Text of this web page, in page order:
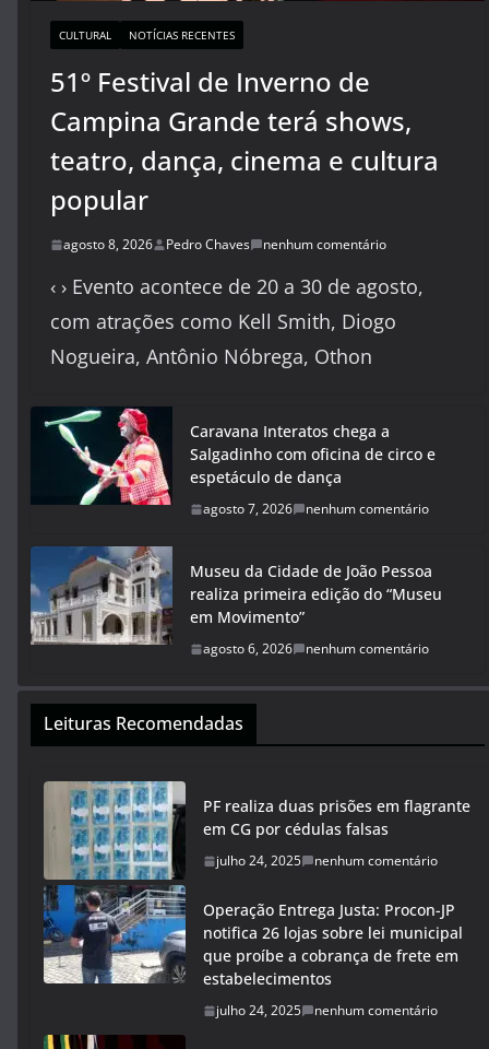
CULTURAL NOTÍCIAS RECENTES
51º Festival de Inverno de
Campina Grande terá shows,
teatro, dança, cinema e cultura
popular
agosto 8, 2026 Pedro Chaves nenhum comentário
‹ › Evento acontece de 20 a 30 de agosto,
com atrações como Kell Smith, Diogo
Nogueira, Antônio Nóbrega, Othon
Caravana Interatos chega a
Salgadinho com oficina de circo e
espetáculo de dança
agosto 7, 2026 nenhum comentário
Museu da Cidade de João Pessoa
realiza primeira edição do “Museu
em Movimento”
agosto 6, 2026 nenhum comentário
Leituras Recomendadas
PF realiza duas prisões em flagrante
em CG por cédulas falsas
julho 24, 2025 nenhum comentário
Operação Entrega Justa: Procon-JP
notifica 26 lojas sobre lei municipal
que proíbe a cobrança de frete em
estabelecimentos
julho 24, 2025 nenhum comentário